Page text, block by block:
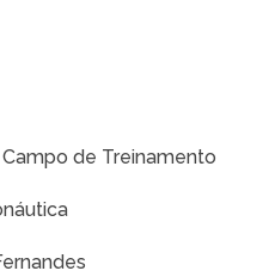
de Treinamento